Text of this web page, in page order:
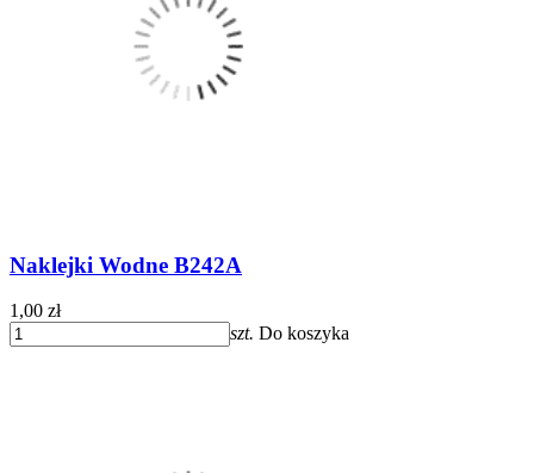
Naklejki Wodne B242A
1,00 zł
szt. Do koszyka